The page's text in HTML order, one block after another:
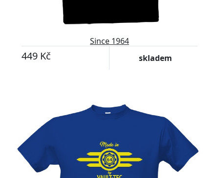
Since 1964
449 Kč skladem